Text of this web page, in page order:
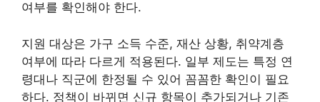
여부를 확인해야 한다.
지원 대상은 가구 소득 수준, 재산 상황, 취약계층
여부에 따라 다르게 적용된다. 일부 제도는 특정 연
령대나 직군에 한정될 수 있어 꼼꼼한 확인이 필요
하다. 정책이 바뀌면 신규 항목이 추가되거나 기존